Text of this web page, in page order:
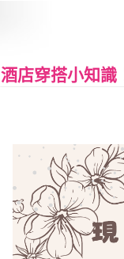
酒店穿搭小知識